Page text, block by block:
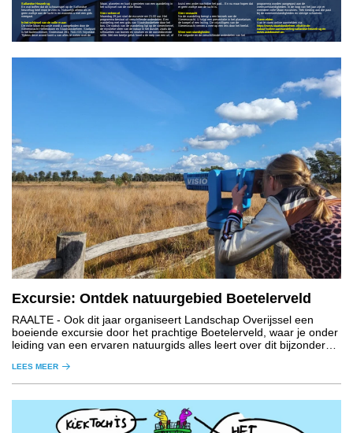
Sallandse Heuvelrug
En wat boffen dat dit schouwspel op de Sallandse
heuvelrug heel mooi te zien is. Natuurlijk alleen als er
geen wolkje aan de lucht is en wanneer u met een gids
meegaat.
In het schijnsel van de volle maan
De volle Maan excursie wordt u aangeboden door de
Sterrenwacht Hellendoorn en Staatsbosbeheer. Startpunt
is het buitencentrum, Grotestraat 281, 7441 GS Nijverdal.
Tijdens deze avond komt u van alles te weten over de
Maan, planeten en kunt u genieten van een wandeling in
het schijnsel van de volle Maan.
Sterrenhemel
Maandag 29 juni start de excursie om 21.00 uur. Het
programma bestaat uit verschillende onderdelen. Een
wandeling met een gids van Staatsbosbeheer door het
bos. De nadruk van de wandeling ligt op de sterrenhemel,
de mystieke sfeer van de natuur in het duister, zoals de
silhouetten van bomen en struiken en de oorverdovende
stilte. Met een beetje geluk hoort u de roep van een uil, of
kruist een ander nachtdier het pad... En nu maar hopen dat
er geen wolkje aan de lucht is.
Sterrenwacht
Na de wandeling brengt u een bezoek aan de
Sterrenwacht. U krijgt een presentatie in het planetarium,
de koepel of een lezing. De vrijwilligers van de
Sterrenwacht nemen u mee op een reis door het heelal.
Weersomstandigheden
De volgorde en de verschillende onderdelen van het
programma worden aangepast aan de
weersomstandigheden. In de loop van het jaar zijn er
meerdere volle Maan excursies. Trek kleding aan die past
bij de weersomstandigheden en stevige schoenen.
Aanmelden
Van te voren online aanmelden via:
https://www.staatsbosbeheer.nl/uit-in-de-
natuur/vollemaanwandeling-sallandse-heuvelrugen
www.autobouwman.
Excursie: Ontdek natuurgebied Boetelerveld
RAALTE - Ook dit jaar organiseert Landschap Overijssel een
boeiende excursie door het prachtige Boetelerveld, waar je onder
leiding van een ervaren natuurgids alles leert over dit bijzondere
LEES MEER